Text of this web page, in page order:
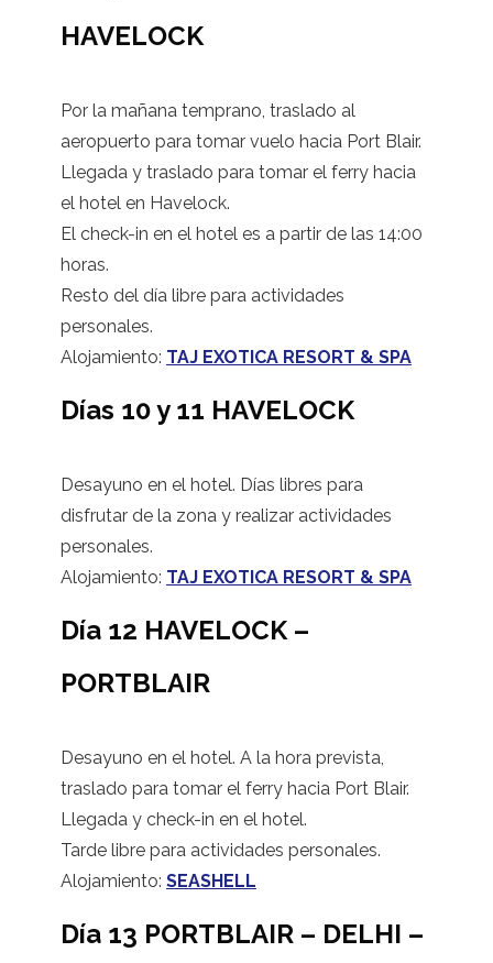
HAVELOCK
Por la mañana temprano, traslado al
aeropuerto para tomar vuelo hacia Port Blair.
Llegada y traslado para tomar el ferry hacia
el hotel en Havelock.
El check-in en el hotel es a partir de las 14:00
horas.
Resto del día libre para actividades
personales.
Alojamiento: TAJ EXOTICA RESORT & SPA
Días 10 y 11 HAVELOCK
Desayuno en el hotel. Días libres para
disfrutar de la zona y realizar actividades
personales.
Alojamiento: TAJ EXOTICA RESORT & SPA
Día 12 HAVELOCK –
PORTBLAIR
Desayuno en el hotel. A la hora prevista,
traslado para tomar el ferry hacia Port Blair.
Llegada y check-in en el hotel.
Tarde libre para actividades personales.
Alojamiento: SEASHELL
Día 13 PORTBLAIR – DELHI –